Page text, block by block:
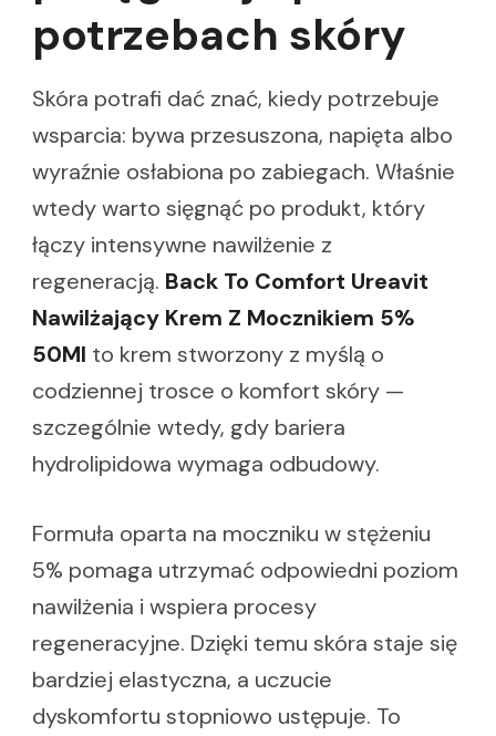
potrzebach skóry
Skóra potrafi dać znać, kiedy potrzebuje
wsparcia: bywa przesuszona, napięta albo
wyraźnie osłabiona po zabiegach. Właśnie
wtedy warto sięgnąć po produkt, który
łączy intensywne nawilżenie z
regeneracją. Back To Comfort Ureavit
Nawilżający Krem Z Mocznikiem 5%
50Ml to krem stworzony z myślą o
codziennej trosce o komfort skóry —
szczególnie wtedy, gdy bariera
hydrolipidowa wymaga odbudowy.
Formuła oparta na moczniku w stężeniu
5% pomaga utrzymać odpowiedni poziom
nawilżenia i wspiera procesy
regeneracyjne. Dzięki temu skóra staje się
bardziej elastyczna, a uczucie
dyskomfortu stopniowo ustępuje. To